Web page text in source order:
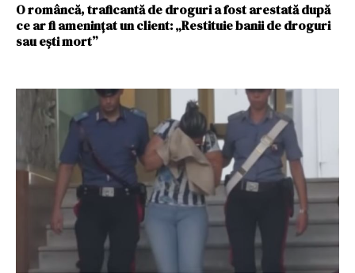
O româncă, traficantă de droguri a fost arestată după
ce ar fi amenințat un client: „Restituie banii de droguri
sau ești mort”